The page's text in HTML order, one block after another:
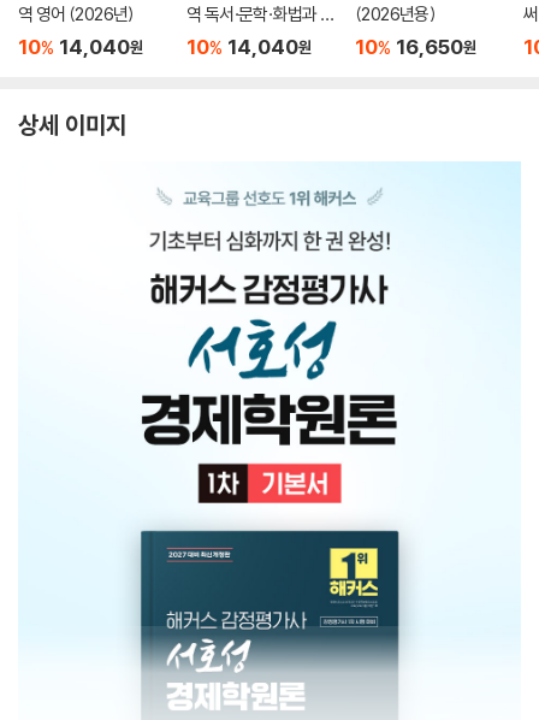
역 영어 (2026년)
10% 14,040원
역 독서·문학·화법과 작
문 (2026년)
10% 14,040원
(2026년용)
10% 16,650원
서
상세 이미지